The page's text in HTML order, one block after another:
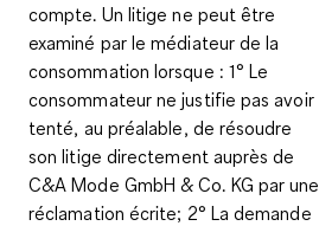
compte. Un litige ne peut être
examiné par le médiateur de la
consommation lorsque : 1° Le
consommateur ne justifie pas avoir
tenté, au préalable, de résoudre
son litige directement auprès de
C&A Mode GmbH & Co. KG par une
réclamation écrite; 2° La demande